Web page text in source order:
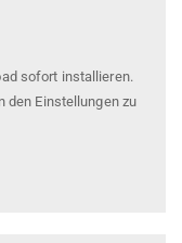
sofort installieren.
den Einstellungen zu